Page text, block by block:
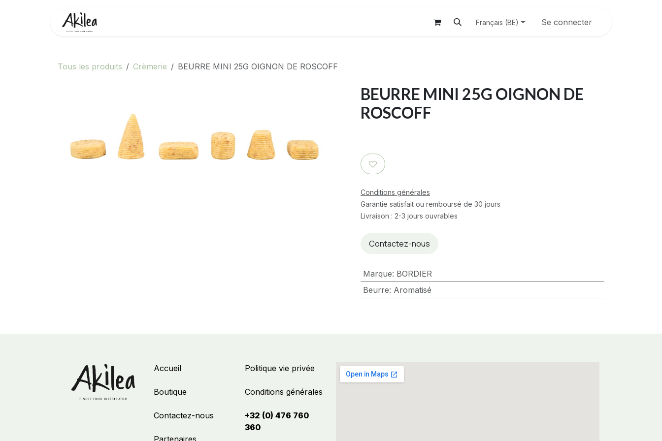
Français (BE) Se connecter
Tous les produits Crèmerie BEURRE MINI 25G OIGNON DE ROSCOFF
BEURRE MINI 25G OIGNON DE
ROSCOFF
Conditions générales
Garantie satisfait ou remboursé de 30 jours
Livraison : 2-3 jours ouvrables
Contactez-nous
Marque: BORDIER
Beurre: Aromatisé
Politique vie privée
Conditions générales
+32 (0) 476 760
360
Accueil
Boutique
Contactez-nous
Partenaires